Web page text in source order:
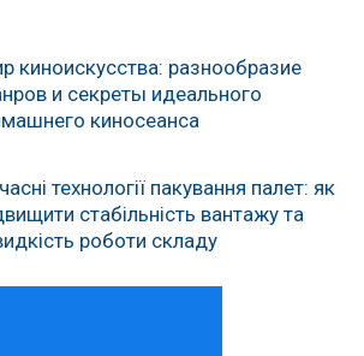
киноискусства: разнообразие
и секреты идеального
киносеанса
технології пакування палет: як
стабільність вантажу та
роботи складу